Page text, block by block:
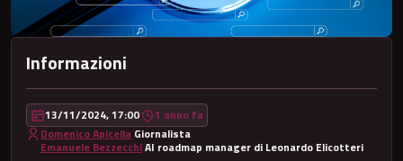
Informazioni
13/11/2024, 17:00
1 anno fa
Domenico Apicella Giornalista
Emanuele BezzecchiAI roadmap manager di Leonardo Elicotteri